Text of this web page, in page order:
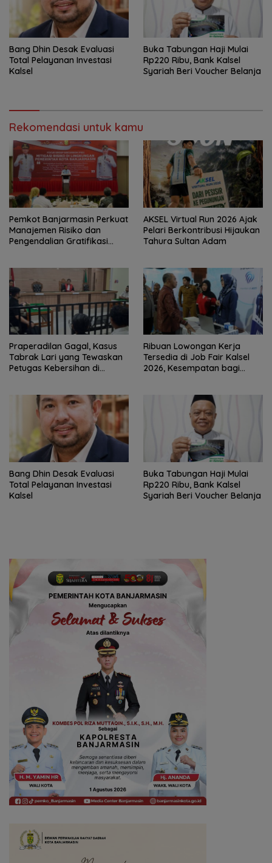
‎Bang Dhin Desak Evaluasi
Total Pelayanan Investasi
Kalsel
Buka Tabungan Haji Mulai
Rp220 Ribu, Bank Kalsel
Syariah Beri Voucher Belanja
Rekomendasi untuk kamu
Pemkot Banjarmasin Perkuat
Manajemen Risiko dan
Pengendalian Gratifikasi
AKSEL Virtual Run 2026 Ajak
Pelari Berkontribusi Hijaukan
Tahura Sultan Adam
Praperadilan Gagal, Kasus
Tabrak Lari yang Tewaskan
Petugas Kebersihan di
Ribuan Lowongan Kerja
Tersedia di Job Fair Kalsel
2026, Kesempatan bagi
‎Bang Dhin Desak Evaluasi
Total Pelayanan Investasi
Kalsel
Buka Tabungan Haji Mulai
Rp220 Ribu, Bank Kalsel
Syariah Beri Voucher Belanja